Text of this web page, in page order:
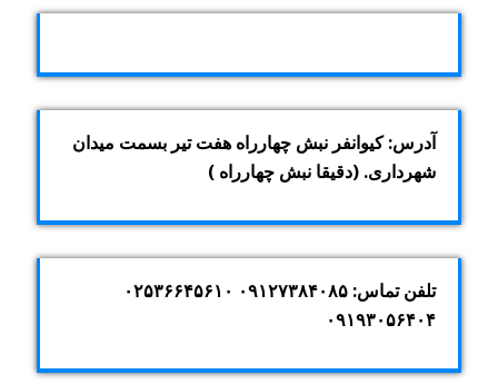
آدرس: کیوانفر نبش چهارراه هفت تیر بسمت میدان
شهرداری. (دقیقا نبش چهارراه )
تلفن تماس: ۰۹۱۲۷۳۸۴۰۸۵ ۰۲۵۳۶۶۴۵۶۱۰
۰۹۱۹۳۰۵۶۴۰۴